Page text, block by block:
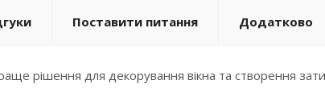
Поставити питання Додатково
рішення для декорування вікна та створення